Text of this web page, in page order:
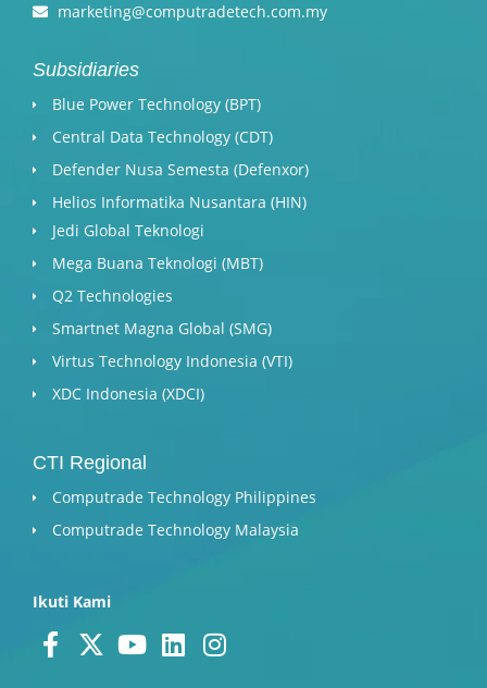
marketing@computradetech.com.my
Subsidiaries
Blue Power Technology (BPT)​
Central Data Technology (CDT)
Defender Nusa Semesta (Defenxor)
Helios Informatika Nusantara (HIN)
Jedi Global Teknologi
Mega Buana Teknologi (MBT)
Q2 Technologies
Smartnet Magna Global (SMG)
Virtus Technology Indonesia (VTI)
XDC Indonesia (XDCI)
CTI Regional
Computrade Technology Philippines
Computrade Technology Malaysia
Ikuti Kami
F
a
X Y L
i
I
n